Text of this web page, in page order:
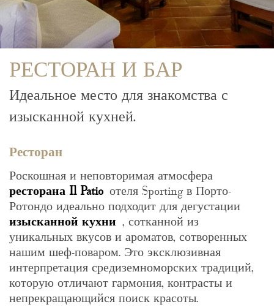
РЕСТОРАН И БАР
Идеальное место для знакомства с
изысканной кухней.
Ресторан
Роскошная и неповторимая атмосфера
ресторана Il Patio отеля Sporting в Порто-
Ротондо идеально подходит для дегустации
изысканной кухни , сотканной из
уникальных вкусов и ароматов, сотворенных
нашим шеф-поваром. Это эксклюзивная
интерпретация средиземноморских традиций,
которую отличают гармония, контрасты и
непрекращающийся поиск красоты.